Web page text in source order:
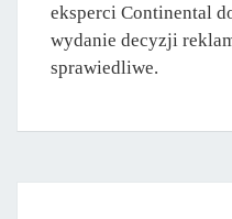
eksperci Continental
wydanie decyzji
sprawiedliwe.